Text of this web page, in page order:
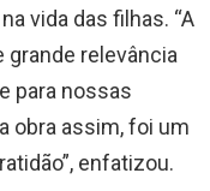
vida das filhas. “A
grande relevância
para nossas
obra assim, foi um
enfatizou.